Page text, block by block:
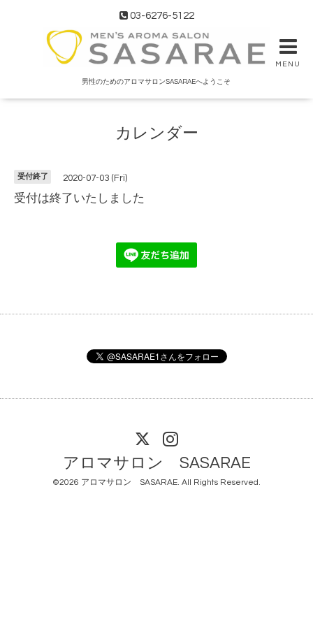
03-6276-5122
MENU
男性のためのアロマサロンSASARAEへようこそ
カレンダー
受付終了 2020-07-03 (Fri)
受付は終了いたしました
アロマサロン SASARAE
©2026 アロマサロン SASARAE. All Rights Reserved.